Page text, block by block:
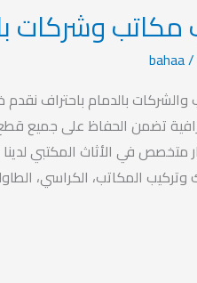
وشركات
bahaa
بالدمام باحتراف
تضمن الحفاظ على جميع
متخصص في الأثاث المكتبي
المكاتب، الكراسي،